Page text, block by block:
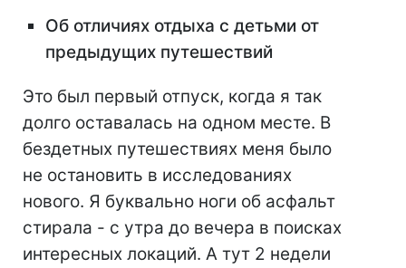
Об отличиях отдыха с детьми от
предыдущих путешествий
Это был первый отпуск, когда я так
долго оставалась на одном месте. В
бездетных путешествиях меня было
не остановить в исследованиях
нового. Я буквально ноги об асфальт
стирала - с утра до вечера в поисках
интересных локаций. А тут 2 недели